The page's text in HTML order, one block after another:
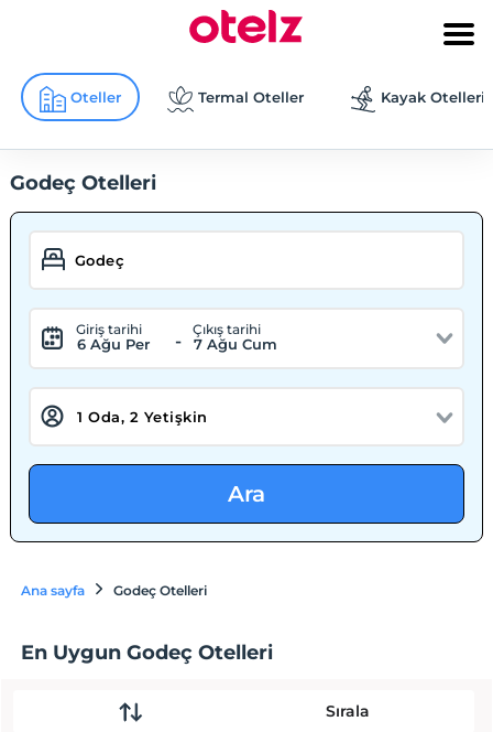
Oteller Termal Oteller Kayak Otelleri
Godeç Otelleri
Giriş tarihi
6 Ağu Per -
Çıkış tarihi
7 Ağu Cum
Ara
Ana sayfa Godeç Otelleri
En Uygun Godeç Otelleri
Sırala